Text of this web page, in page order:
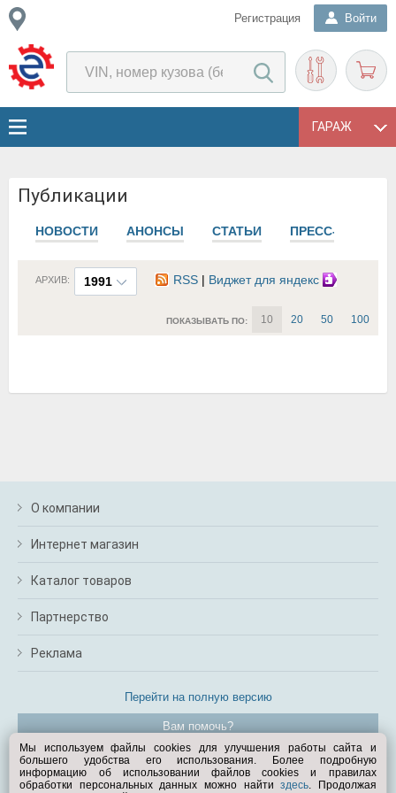
Регистрация Войти
ГАРАЖ
Публикации
НОВОСТИ АНОНСЫ СТАТЬИ ПРЕСС-РЕЛИЗЫ
1991
АРХИВ: RSS | Виджет для яндекс
ПОКАЗЫВАТЬ ПО: 10 20 50 100
О компании
Интернет магазин
Каталог товаров
Партнерство
Реклама
Перейти на полную версию
Вам помочь?
© Exist.ru 1998—2026
Мы используем файлы cookies для улучшения работы сайта и
большего удобства его использования. Более подробную
информацию об использовании файлов cookies и правилах
обработки персональных данных можно найтиздесь. Продолжая